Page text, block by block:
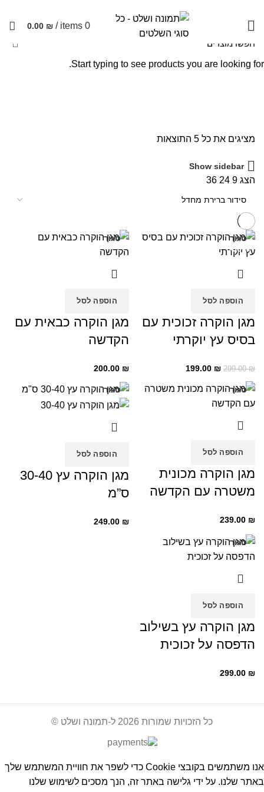
0
items
/
0.00 ₪
מציגים את כל ⁦5⁩ התוצאות
Show sidebar
הצג 9
24
36
-33%
הוספה לסל
סגור
מגן הוקרה זכוכית עם
בסיס עץ יוקרתי
299.00₪
199.00 ₪
הוספה לסל
סגור
מגן הוקרה כבאית עם
הקדשה
200.00 ₪
הוספה לסל
סגור
מגן הוקרה מכונית
משטרה עם הקדשה
239.00 ₪
הוספה לסל
סגור
מגן הוקרה עץ 30-40
ס”מ
249.00 ₪
הוספה לסל
סגור
מגן הוקרה עץ בשילוב
הדפסה על זכוכית
299.00 ₪
כל הזכויות שמורות 2026 ל-תמונה ושלט ©
אנו משתמשים בקובצי Cookie כדי לשפר את חוויית המשתמש שלך
באתר שלנו. על ידי גלישה באתר זה, הנך מסכים לשימוש שלנו
Start typing to see products you are looking for.